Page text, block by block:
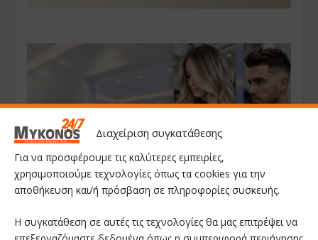
Διαχείριση συγκατάθεσης
Για να προσφέρουμε τις καλύτερες εμπειρίες,
χρησιμοποιούμε τεχνολογίες όπως τα cookies για την
αποθήκευση και/ή πρόσβαση σε πληροφορίες συσκευής.
Η συγκατάθεση σε αυτές τις τεχνολογίες θα μας επιτρέψει να